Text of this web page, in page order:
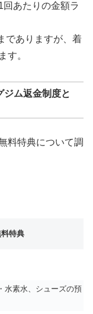
あたりの金額ラ
でありますが、着
す。
ジム返金制度と
料特典について調
特典
水素水、シューズの預